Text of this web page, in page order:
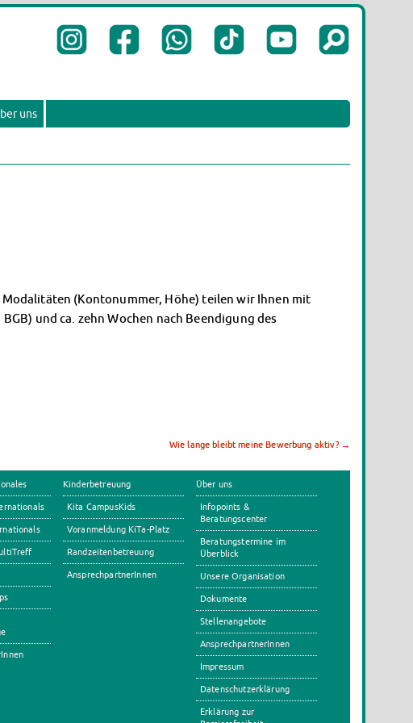
uns
(Kontonummer, Höhe) teilen wir Ihnen mit
und ca. zehn Wochen nach Beendigung des
Wie lange bleibt meine Bewerbung aktiv? →
Kinderbetreuung
Kita CampusKids
Voranmeldung KiTa-Platz
Randzeitenbetreuung
AnsprechpartnerInnen
Über uns
Infopoints &
Beratungscenter
Beratungstermine im
Überblick
Unsere Organisation
Dokumente
Stellenangebote
AnsprechpartnerInnen
Impressum
Datenschutzerklärung
Erklärung zur